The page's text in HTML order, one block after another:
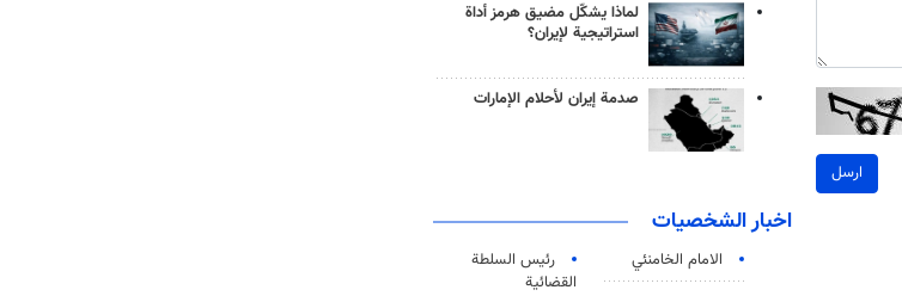
ارسل
لماذا يشكّل مضيق هرمز أداة
استراتيجية لإيران؟
صدمة إيران لأحلام الإمارات
اخبار الشخصيات
الامام الخامنئي
رئیس السلطة
القضائیة